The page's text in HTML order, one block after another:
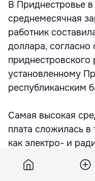
В Приднестровье
среднемесячная
работник
доллара,
установленному
республиканским
Самая высокая
плата сложилась в
как электро- и
банки и
страхование (413